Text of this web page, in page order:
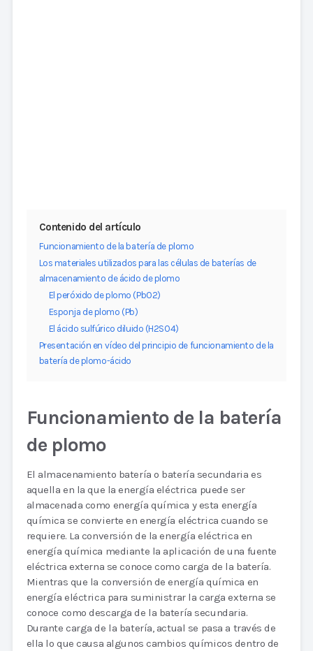
Contenido del artículo
Funcionamiento de la batería de plomo
Los materiales utilizados para las células de baterías de
almacenamiento de ácido de plomo
El peróxido de plomo (PbO2)
Esponja de plomo (Pb)
El ácido sulfúrico diluido (H2SO4)
Presentación en vídeo del principio de funcionamiento de la
batería de plomo-ácido
Funcionamiento de la batería
de plomo
El almacenamiento batería o batería secundaria es
aquella en la que la energía eléctrica puede ser
almacenada como energía química y esta energía
química se convierte en energía eléctrica cuando se
requiere. La conversión de la energía eléctrica en
energía química mediante la aplicación de una fuente
eléctrica externa se conoce como carga de la batería.
Mientras que la conversión de energía química en
energía eléctrica para suministrar la carga externa se
conoce como descarga de la batería secundaria.
Durante carga de la batería, actual se pasa a través de
ella lo que causa algunos cambios químicos dentro de